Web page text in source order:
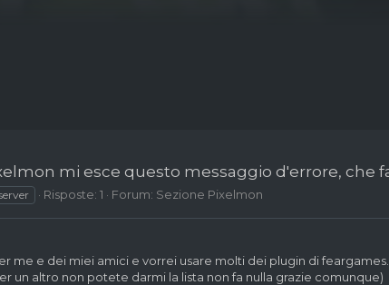
mi esce questo messaggio d'errore, che
Risposte: 1 Forum: Sezione Pixelmon
me e dei miei amici e vorrei usare molti dei plugin di
un altro non potete darmi la lista non fa nulla grazie comunque)